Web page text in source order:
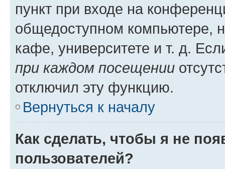
пункт при входе на
общедоступном компьютере,
кафе, университете и т. д.
при каждом посещении
отключил эту функцию.
Вернуться к началу
Как сделать, чтобы я не
пользователей?